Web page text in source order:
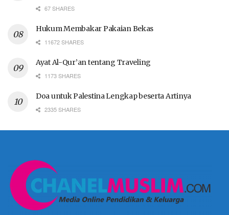
67 SHARES
Hukum Membakar Pakaian Bekas
11672 SHARES
Ayat Al-Qur’an tentang Traveling
1173 SHARES
Doa untuk Palestina Lengkap beserta Artinya
2335 SHARES